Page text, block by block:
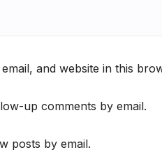
and website in this
up comments by email.
posts by email.